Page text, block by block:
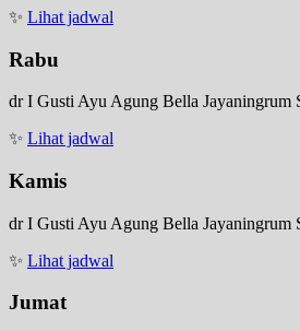
✨ Lihat jadwal
Rabu
dr I Gusti Ayu Agung Bella Jayaningrum
✨ Lihat jadwal
Kamis
dr I Gusti Ayu Agung Bella Jayaningrum
✨ Lihat jadwal
Jumat